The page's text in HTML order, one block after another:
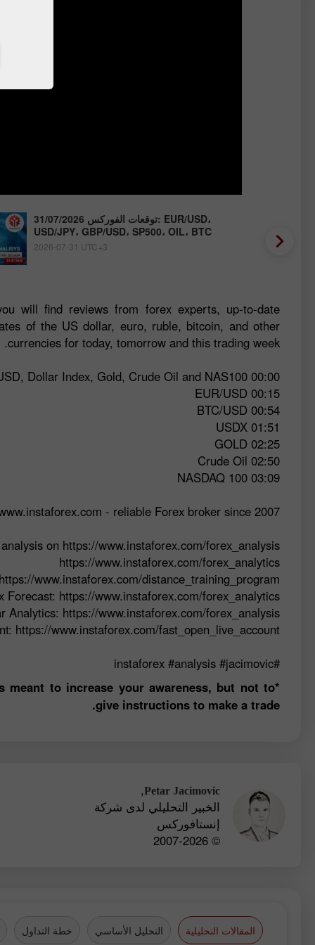
توقعات الفوركس 31/07/2026: EUR/USD،
USD/JPY، GBP/USD، SP500، OIL، BTC
2026-07-31 UTC+3
will find reviews from forex experts, up-to-date
of the US dollar, euro, ruble, bitcoin, and other
currencies for today, tomorrow and this trading week.
00:00 Announcement of today’s analisys – EUR/USD, USD/JPY, BTC/USD, Dollar Index, Gold, Crude Oil and NAS100
00:15 EUR/USD
00:54 BTC/USD
01:51 USDX
02:25 GOLD
02:50 Crude Oil
03:09 NASDAQ 100
- reliable Forex broker since 2007
on https://www.instaforex.com/forex_analysis
https://www.instaforex.com/forex_analytics
www.instaforex.com/distance_training_program
Forecast: https://www.instaforex.com/forex_analytics
Analytics: https://www.instaforex.com/forex_analysis
https://www.instaforex.com/fast_open_live_account
#instaforex #analysis #jacimovic
meant to increase your awareness, but not to
give instructions to make a trade.
Petar Jacimovic
,
الخبير التحليلي لدى شركة
إنستافوركس
© 2007-2026
المقالات التحليلية التحليل الأساسي خطة التداول